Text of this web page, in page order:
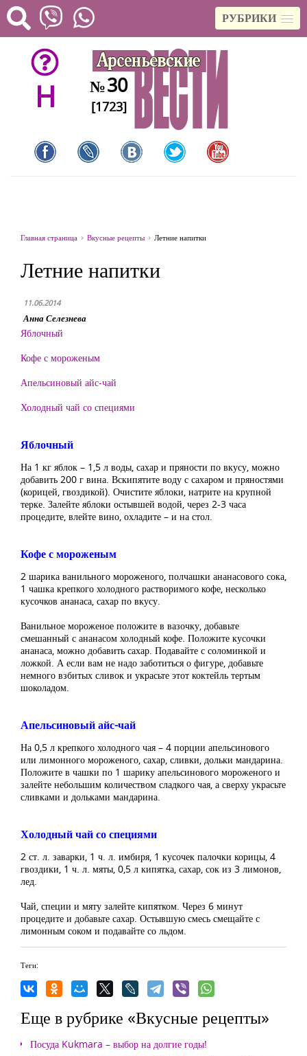
РУБРИКИ
H №30
[1723]
Главная страница Вкусные рецепты Летние напитки
Летние напитки
11.06.2014
Анна Селезнева
Яблочный
Кофе с мороженым
Апельсиновый айс-чай
Холодный чай со специями
Яблочный
На 1 кг яблок – 1,5 л воды, сахар и пряности по вкусу, можно
добавить 200 г вина. Вскипятите воду с сахаром и пряностями
(корицей, гвоздикой). Очистите яблоки, натрите на крупной
терке. Залейте яблоки остывшей водой, через 2-3 часа
процедите, влейте вино, охладите – и на стол.
Кофе с мороженым
2 шарика ванильного мороженого, полчашки ананасового сока,
1 чашка крепкого холодного растворимого кофе, несколько
кусочков ананаса, сахар по вкусу.
Ванильное мороженое положите в вазочку, добавьте
смешанный с ананасом холодный кофе. Положите кусочки
ананаса, можно добавить сахар. Подавайте с соломинкой и
ложкой. А если вам не надо заботиться о фигуре, добавьте
немного взбитых сливок и украсьте этот коктейль тертым
шоколадом.
Апельсиновый айс-чай
На 0,5 л крепкого холодного чая – 4 порции апельсинового
или лимонного мороженого, сахар, сливки, дольки мандарина.
Положите в чашки по 1 шарику апельсинового мороженого и
залейте небольшим количеством сладкого чая, а сверху украсьте
сливками и дольками мандарина.
Холодный чай со специями
2 ст. л. заварки, 1 ч. л. имбиря, 1 кусочек палочки корицы, 4
гвоздики, 1 ч. л. мяты, 0,5 л кипятка, сахар, сок из 3 лимонов,
лед.
Чай, специи и мяту залейте кипятком. Через 6 минут
процедите и добавьте сахар. Остывшую смесь смещайте с
лимонным соком и подавайте со льдом.
Теги:
Еще в рубрике «Вкусные рецепты»
Посуда Kukmara – выбор на долгие годы!